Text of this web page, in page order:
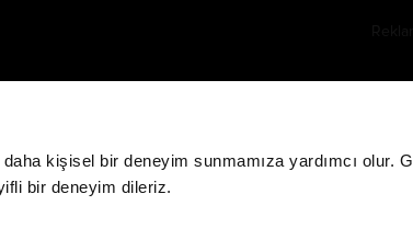
kişisel bir deneyim sunmamıza yardımcı olur.
bir deneyim dileriz.
CGV MoviePass İade
İşlemleri